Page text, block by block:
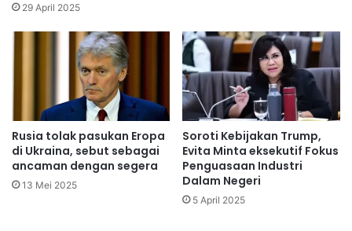
29 April 2025
Rusia tolak pasukan Eropa
di Ukraina, sebut sebagai
ancaman dengan segera
13 Mei 2025
Soroti Kebijakan Trump,
Evita Minta eksekutif Fokus
Penguasaan Industri
Dalam Negeri
5 April 2025